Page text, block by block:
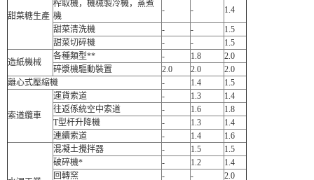
甜菜糖生產
榨取機，機械製冷機，蒸煮
機
- -
1.4
甜菜清洗機
- -
1.5
甜菜切碎機
- -
1.5
造紙機械
各種類型** - 1.8
2.0
碎漿機驅動裝置
2.0 2.0
2.0
離心式壓縮機
- 1.4 1.5
索道纜車
運貨索道 - 1.3
1.4
往返係統空中索道
- 1.6
1.8
T型杆升降機
- 1.3
1.4
連續索道
- 1.4 1.6
混凝土攪拌器 - 1.5
1.5
破碎機*
- 1.2
1.4
回轉窯
- - 2.0